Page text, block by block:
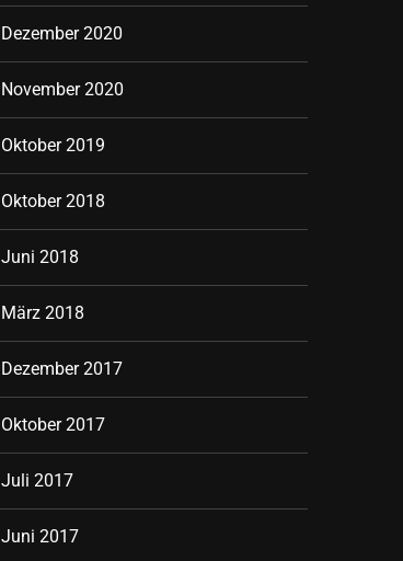
Dezember 2020
November 2020
Oktober 2019
Oktober 2018
Juni 2018
März 2018
Dezember 2017
Oktober 2017
Juli 2017
Juni 2017